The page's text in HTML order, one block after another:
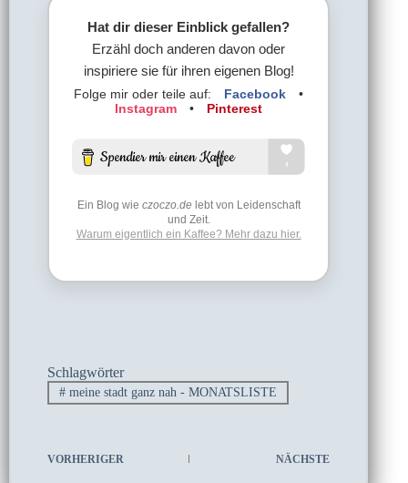
Hat dir dieser Einblick gefallen?
Erzähl doch anderen davon oder
inspiriere sie für ihren eigenen Blog!
Folge mir oder teile auf: Facebook
•
Instagram
• Pinterest
Ein Blog wie czoczo.delebt von Leidenschaft
und Zeit.
Warum eigentlich ein Kaffee? Mehr dazu hier.
Schlagwörter
#meine stadt ganz nah - MONATSLISTE
VORHERIGER NÄCHSTE